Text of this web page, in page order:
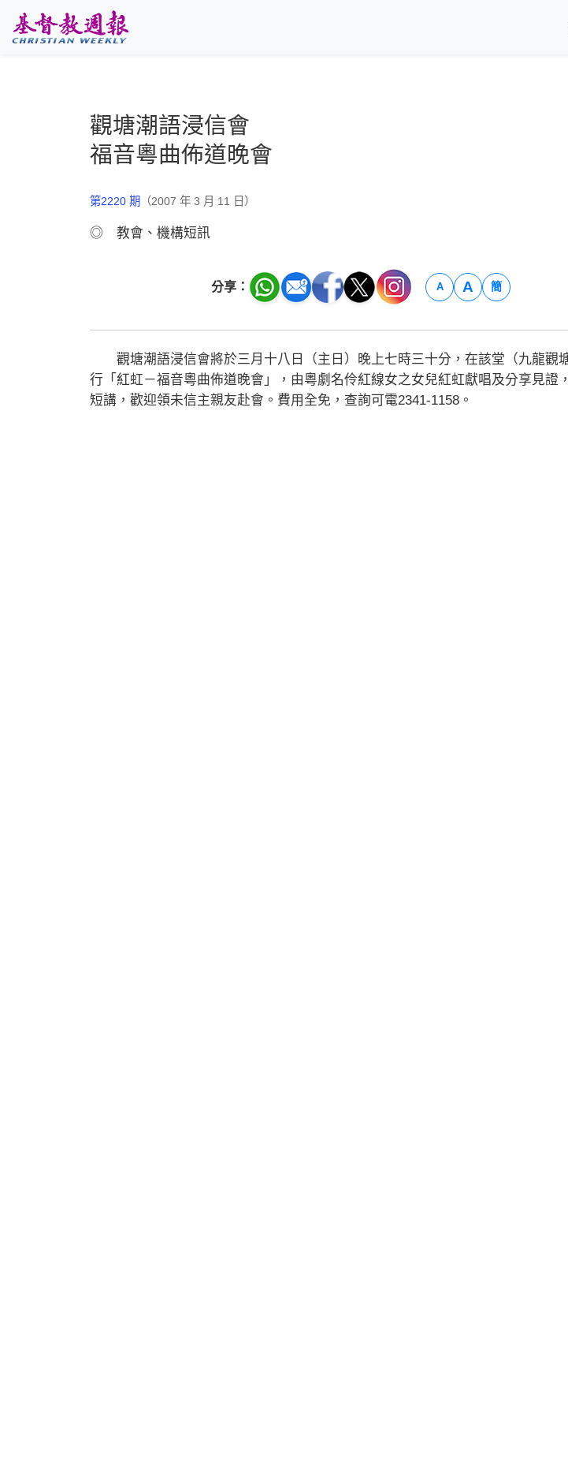
觀塘潮語浸信會
福音粵曲佈道晚會
第2220 期 （2007 年 3 月 11 日）
◎ 教會、機構短訊
分享： A A 簡
觀塘潮語浸信會將於三月十八日（主日）晚上七時三十分，在該堂（九龍觀
行「紅虹－福音粵曲佈道晚會」，由粵劇名伶紅線女之女兒紅虹獻唱及分享見證
短講，歡迎領未信主親友赴會。費用全免，查詢可電2341-1158。